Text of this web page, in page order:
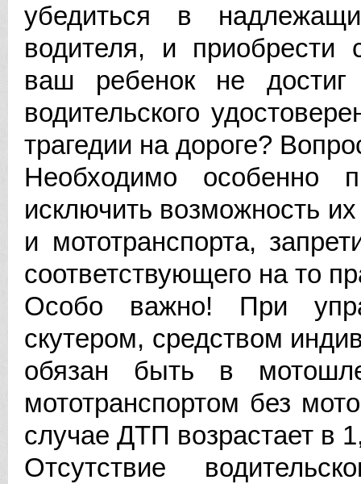
убедиться в
водителя, и приобрести
ваш ребенок не достиг
водительского
трагедии на дороге?
Необходимо особенно
исключить возможность
и мототранспорта,
соответствующего на то
Особо важно! При
скутером, средством
обязан быть в
мототранспортом без
случае ДТП возрастает в
Отсутствие